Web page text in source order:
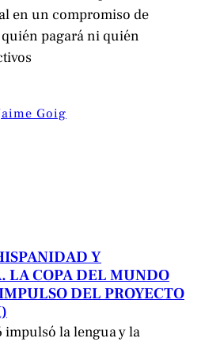
en un compromiso de
pagará ni quién
Goig
Y
LA COPA DEL MUNDO
DEL PROYECTO
la lengua y la